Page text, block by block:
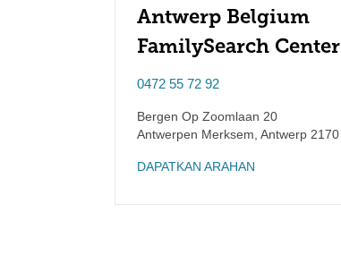
Antwerp Belgium
FamilySearch Center
0472 55 72 92
Bergen Op Zoomlaan 20
Antwerpen Merksem Antwerp 2170
DAPATKAN ARAHAN